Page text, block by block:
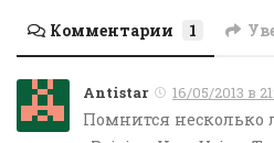
Комментарии 1
Antistar 16/05/2013 в
Помнится несколько